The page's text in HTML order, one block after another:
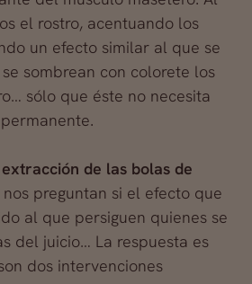
el rostro, acentuando los
un efecto similar al que se
sombrean con colorete los
sólo que éste no necesita
extracción de las bolas de
preguntan si el efecto que
al que persiguen quienes se
del juicio… La respuesta es
dos intervenciones